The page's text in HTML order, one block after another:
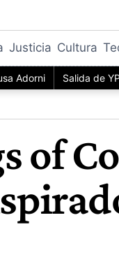
Justicia Cultura
Adorni Salida de
of